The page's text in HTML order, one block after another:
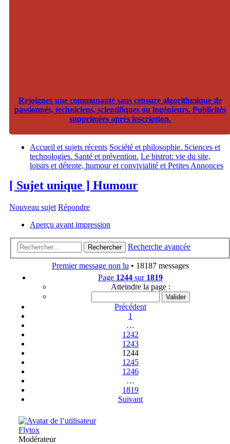
Rejoignez une communauté sans censure algorithmique de
passionnés, techniciens, scientifiques ou ingénieurs. Publicités
supprimées après inscription.
Accueil et sujets récents Société et philosophie. Sciences et
technologies. Santé et prévention. Le bistrot: vie du site,
loisirs et détente, humour et convivialité et Petites Annonces
[ Sujet unique ] Humour
Nouveau sujet Répondre
Aperçu avant impression
Rechercher Recherche avancée
Premier message non lu • 18187 messages
Page 1244 sur 1819
Atteindre la page :
Précédent
1
…
1242
1243
1244
1245
1246
…
1819
Suivant
Flytox
Modérateur